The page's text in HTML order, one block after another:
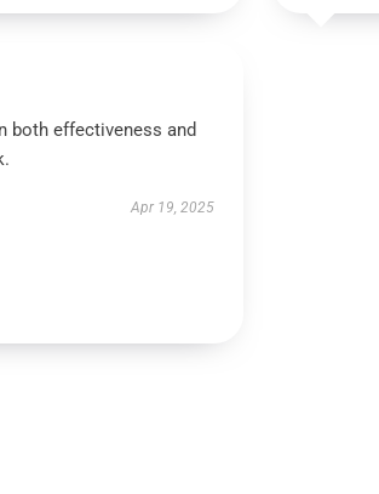
both effectiveness and
Apr 19, 2025